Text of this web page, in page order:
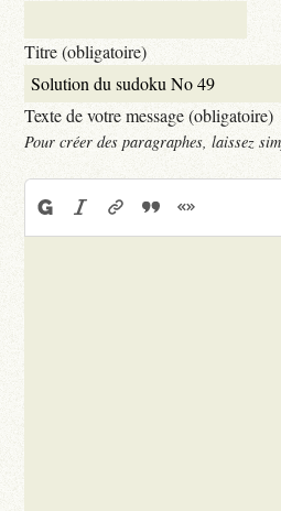
Titre (obligatoire)
Texte de votre message (obligatoire)
Pour créer des paragraphes, laissez